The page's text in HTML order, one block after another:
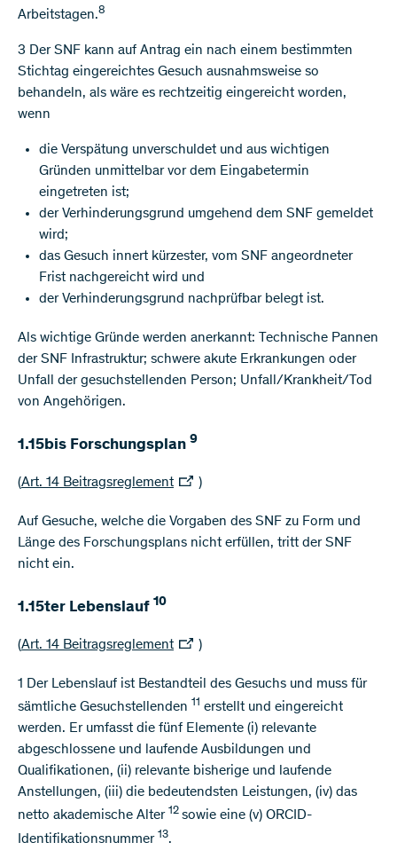
Arbeitstagen.8
3 Der SNF kann auf Antrag ein nach einem bestimmten
Stichtag eingereichtes Gesuch ausnahmsweise so
behandeln, als wäre es rechtzeitig eingereicht worden,
wenn
die Verspätung unverschuldet und aus wichtigen
Gründen unmittelbar vor dem Eingabetermin
eingetreten ist;
der Verhinderungsgrund umgehend dem SNF gemeldet
wird;
das Gesuch innert kürzester, vom SNF angeordneter
Frist nachgereicht wird und
der Verhinderungsgrund nachprüfbar belegt ist.
Als wichtige Gründe werden anerkannt: Technische Pannen
der SNF Infrastruktur; schwere akute Erkrankungen oder
Unfall der gesuchstellenden Person; Unfall/Krankheit/Tod
von Angehörigen.
1.15bis Forschungsplan 9
(Art. 14 Beitragsreglement )
Auf Gesuche, welche die Vorgaben des SNF zu Form und
Länge des Forschungsplans nicht erfüllen, tritt der SNF
nicht ein.
1.15ter Lebenslauf 10
(Art. 14 Beitragsreglement )
1 Der Lebenslauf ist Bestandteil des Gesuchs und muss für
sämtliche Gesuchstellenden 11 erstellt und eingereicht
werden. Er umfasst die fünf Elemente (i) relevante
abgeschlossene und laufende Ausbildungen und
Qualifikationen, (ii) relevante bisherige und laufende
Anstellungen, (iii) die bedeutendsten Leistungen, (iv) das
netto akademische Alter 12 sowie eine (v) ORCID-
Identifikationsnummer 13.